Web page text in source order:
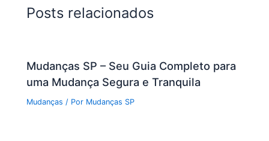
Posts relacionados
Mudanças SP – Seu Guia Completo para
uma Mudança Segura e Tranquila
Mudanças / Por Mudanças SP